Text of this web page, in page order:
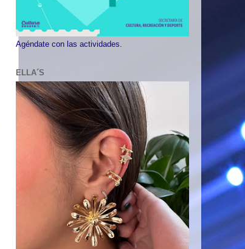
Agéndate con las actividades.
ELLA´S